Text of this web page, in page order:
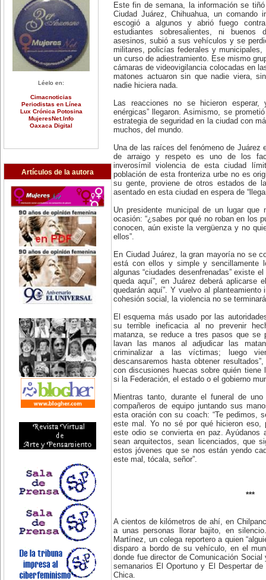
Léelo en:
Cimacnoticias
Periodistas en Línea
Lux Crónica Potosina
MujeresNet.Info
Oaxaca Digital
Artículos de la autora
Este fin de semana, la información se
Ciudad Juárez, Chihuahua, un comando
escogió a algunos y abrió fuego
estudiantes sobresalientes, ni buenos
asesinos, subió a sus vehículos y se
militares, policías federales y
un curso de adiestramiento. Ese mismo
cámaras de videovigilancia colocadas en
matones actuaron sin que nadie viera,
nadie hiciera nada.
Las reacciones no se hicieron esperar,
enérgicas” llegaron. Asimismo, se
estrategia de seguridad en la ciudad con
muchos, del mundo.
Una de las raíces del fenómeno de Juárez
de arraigo y respeto es uno de los
inverosímil violencia de esta ciudad
población de esta fronteriza urbe no es
su gente, proviene de otros estados de
asentado en esta ciudad en espera de
Un presidente municipal de un lugar que
ocasión: “¿sabes por qué no roban en los
conocen, aún existe la vergüenza y no
ellos”.
En Ciudad Juárez, la gran mayoría no se
está con ellos y simple y sencillamente
algunas “ciudades desenfrenadas” existe
queda aquí”, en Juárez deberá aplicarse
quedarán aquí”. Y vuelvo al
cohesión social, la violencia no se
El esquema más usado por las
su terrible ineficacia al no prevenir
matanza, se reduce a tres pasos que se
lavan las manos al adjudicar las
criminalizar a las víctimas; luego
descansaremos hasta obtener
con discusiones huecas sobre quién tiene
si la Federación, el estado o el gobierno
Mientras tanto, durante el funeral de
compañeros de equipo juntando sus
esta oración con su coach: “Te pedimos,
este mal. Yo no sé por qué hicieron eso,
este odio se convierta en paz. Ayúdanos
sean arquitectos, sean licenciados, que
estos jóvenes que se nos están yendo
este mal, tócala, señor”.
***
A cientos de kilómetros de ahí, en
a unas personas llorar bajito, en
Martínez, un colega reportero a quien
disparo a bordo de su vehículo, en el
donde fue director de Comunicación
semanarios El Oportuno y El Despertar
Chica.